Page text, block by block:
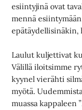
esiintyjinä ovat
mennä
epätäydellisinäkin,
Laulut kuljettivat
Välillä iloitsimme
kyynel vierähti
myötä.
muassa kappaleen